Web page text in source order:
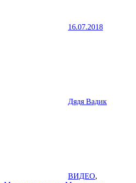
16.07.2018
Дядя Вадик
ВИДЕО,